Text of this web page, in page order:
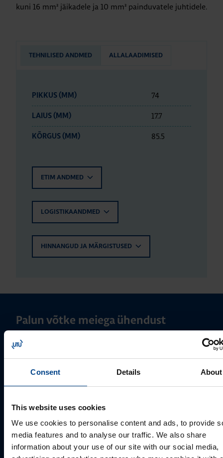
Consent Details About
This website uses cookies
We use cookies to personalise content and ads, to provide
media features and to analyse our traffic. We also share
information about your use of our site with our social media,
kuni 16 mm² jäikadele ja 10 mm² painduvatele juhtidele.
TEHNILISED ANDMED ALLALAADIMISED
PIKKUS (MM) 74
LAIUS (MM) 17.7
KÕRGUS (MM) 85.5
ETIM ANDMED
LOGISTIKAANDMED
HINNANGUD JA MÄRGISTUSED
Palun võtke meiega ühendust
MÜÜGIJUHT